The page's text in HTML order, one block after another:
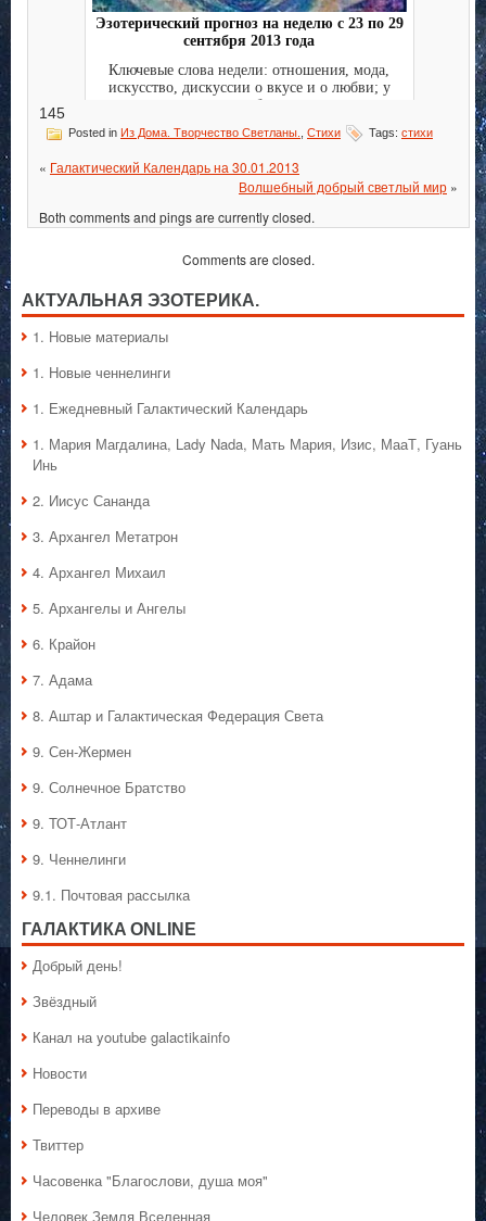
Эзотерический прогноз на неделю с 23 по 29
сентября 2013 года
Ключевые слова недели: отношения, мода,
искусство, дискуссии о вкусе и о любви; у
каждого выбора ест...
145
Posted in Из Дома. Творчество Светланы. Стихи Tags: стихи
« Галактический Календарь на 30.01.2013
Волшебный добрый светлый мир »
Both comments and pings are currently closed.
Comments are closed.
АКТУАЛЬНАЯ ЭЗОТЕРИКА.
1. Hовые материалы
1. Hовые ченнелинги
1. Ежедневный Галактический Календарь
1. Мария Магдалина, Lady Nada, Мать Мария, Изис, МааТ, Гуань
Инь
2. Иисус Сананда
3. Архангел Метатрон
4. Архангел Михаил
5. Архангелы и Ангелы
6. Крайон
7. Адама
8. Аштар и Галактическая Федерация Света
9. Сен-Жермен
9. Солнечное Братство
9. ТОТ-Атлант
9. Ченнелинги
9.1. Почтовая рассылка
ГАЛАКТИКA ONLINE
Добрый день!
Звёздный
Канал на youtube galactikainfo
Новости
Переводы в архиве
Твиттер
Часовенка "Благослови, душа моя"
Человек Земля Вселенная